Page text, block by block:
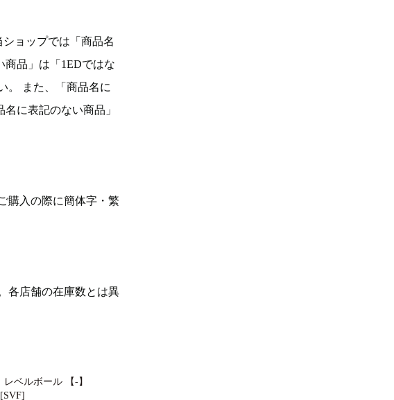
ョップでは「商品名
商品」は「1EDではな
。 また、「商品名に
に表記のない商品」
購入の際に簡体字・繁
各店舗の在庫数とは異
レベルボール 【-】